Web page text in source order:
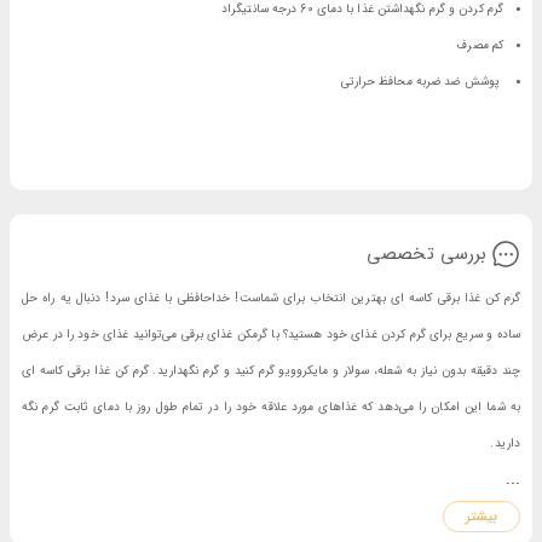
گرم کردن و گرم نگهداشتن غذا با دمای 60 درجه سانتیگراد
کم مصرف
پوشش ضد ضربه محافظ حرارتی
بررسی تخصصی
گرم کن غذا برقی کاسه ای بهترین انتخاب برای شماست! خداحافظی با غذای سرد! دنبال یه راه حل
ساده و سریع برای گرم کردن غذای خود هستید؟ با گرمکن غذای برقی می‌توانید غذای خود را در عرض
چند دقیقه بدون نیاز به شعله، سولار و مایکروویو گرم کنید و گرم نگهدارید. گرم کن غذا برقی کاسه ای
به شما این امکان را می‌دهد که غذاهای مورد علاقه خود را در تمام طول روز با دمای ثابت گرم نگه
دارید.
ویژگی‌های محصول
...
بیشتر